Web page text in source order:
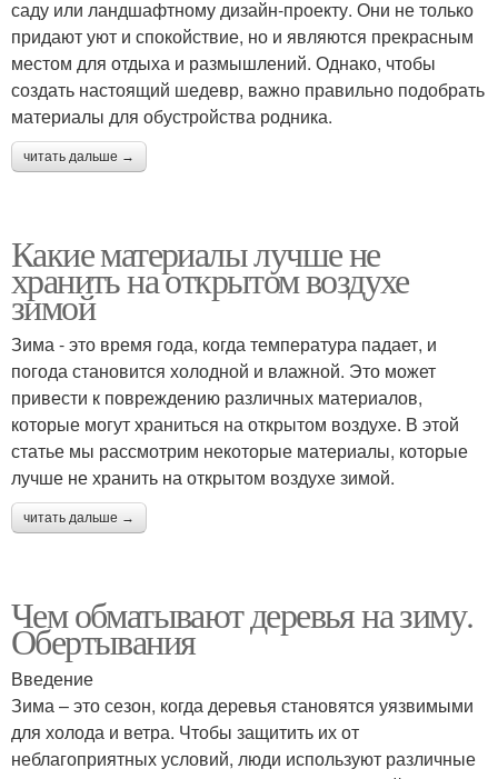
саду или ландшафтному дизайн-проекту. Они не только
придают уют и спокойствие, но и являются прекрасным
местом для отдыха и размышлений. Однако, чтобы
создать настоящий шедевр, важно правильно подобрать
материалы для обустройства родника.
читать дальше →
Какие материалы лучше не
хранить на открытом воздухе
зимой
Зима - это время года, когда температура падает, и
погода становится холодной и влажной. Это может
привести к повреждению различных материалов,
которые могут храниться на открытом воздухе. В этой
статье мы рассмотрим некоторые материалы, которые
лучше не хранить на открытом воздухе зимой.
читать дальше →
Чем обматывают деревья на зиму.
Обертывания
Введение
Зима – это сезон, когда деревья становятся уязвимыми
для холода и ветра. Чтобы защитить их от
неблагоприятных условий, люди используют различные